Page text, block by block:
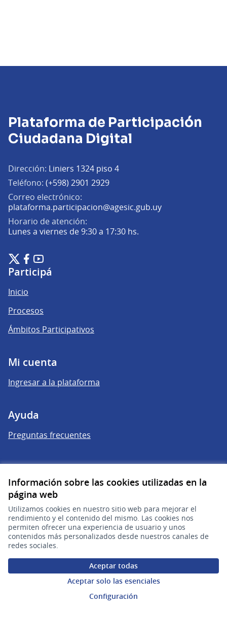
Información sobre las cookies utilizadas en la
página web
Utilizamos cookies en nuestro sitio web para mejorar el
rendimiento y el contenido del mismo. Las cookies nos
permiten ofrecer una experiencia de usuario y unos
contenidos más personalizados desde nuestros canales de
redes sociales.
Aceptar todas
Aceptar solo las esenciales
Configuración
Plataforma de Participación
Ciudadana Digital
Dirección: Liniers 1324 piso 4
Teléfono: (+598) 2901 2929
Correo electrónico:
plataforma.participacion@agesic.gub.uy(Abrir en una
Horario de atención:
Lunes a viernes de 9:30 a 17:30 hs.
Plataforma de Participación Ciudadana Digital en X
(Enlace externo)
Plataforma de Participación Ciudadana Digital en Facebook
(Enlace externo)
Plataforma de Participación Ciudadana Digital en
(Enlace externo)
Participá
Inicio
Procesos
Ámbitos Participativos
Mi cuenta
Ingresar a la plataforma
Ayuda
Preguntas frecuentes
Enlaces
Actividad
Encuentros
Descargar ficheros de datos abiertos